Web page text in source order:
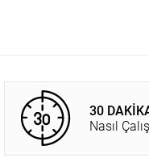
30
Nasıl